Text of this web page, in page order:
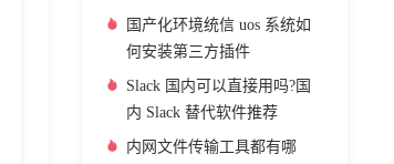
国产化环境统信 uos 系统如
何安装第三方插件
Slack 国内可以直接用吗?国
内 Slack 替代软件推荐
内网文件传输工具都有哪